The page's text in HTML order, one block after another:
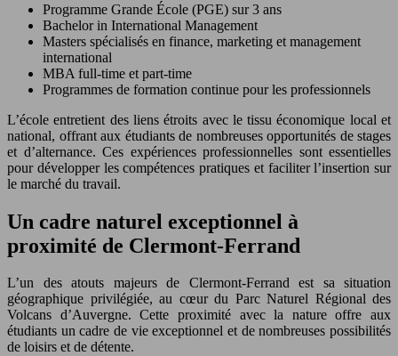
Programme Grande École (PGE) sur 3 ans
Bachelor in International Management
Masters spécialisés en finance, marketing et management
international
MBA full-time et part-time
Programmes de formation continue pour les professionnels
L’école entretient des liens étroits avec le tissu économique local et
national, offrant aux étudiants de nombreuses opportunités de stages
et d’alternance. Ces expériences professionnelles sont essentielles
pour développer les compétences pratiques et faciliter l’insertion sur
le marché du travail.
Un cadre naturel exceptionnel à
proximité de Clermont-Ferrand
L’un des atouts majeurs de Clermont-Ferrand est sa situation
géographique privilégiée, au cœur du Parc Naturel Régional des
Volcans d’Auvergne. Cette proximité avec la nature offre aux
étudiants un cadre de vie exceptionnel et de nombreuses possibilités
de loisirs et de détente.